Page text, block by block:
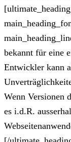
bekannt für eine
Entwickler kann
Wenn Versionen
es i.d.R.